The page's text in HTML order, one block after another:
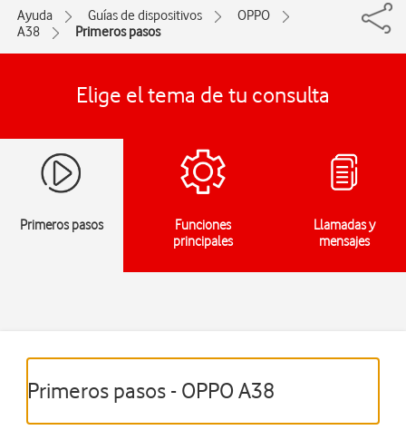
Ayuda Guías de dispositivos
OPPO
A38
Primeros pasos
Elige el tema de tu consulta
Primeros pasos
Funciones
principales
Llamadas y
mensajes
Primeros pasos - OPPO A38